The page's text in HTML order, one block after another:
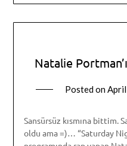
Natalie
Posted on
Sansürsüz kısmına bittim.
oldu ama =)… “Saturday